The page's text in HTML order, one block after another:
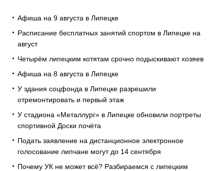
Афиша на 9 августа в Липецке
Расписание бесплатных занятий спортом в Липецке на
август
Четырём липецким котятам срочно подыскивают хозяев
Афиша на 8 августа в Липецке
У здания соцфонда в Липецке разрешили
отремонтировать и первый этаж
У стадиона «Металлург» в Липецке обновили портреты
спортивной Доски почёта
Подать заявление на дистанционное электронное
голосование липчане могут до 14 сентября
Почему УК не может всё? Разбираемся с липецким